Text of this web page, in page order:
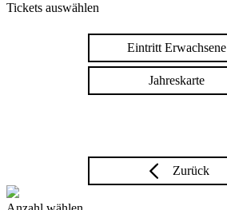
Tickets auswählen
Eintritt Erwachsene
Jahreskarte
Zurück